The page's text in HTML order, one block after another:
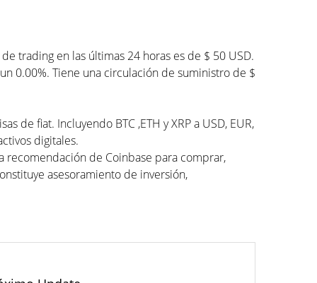
trading en las últimas 24 horas es de $ 50 USD.
0.00%. Tiene una circulación de suministro de $
de fiat. Incluyendo BTC ,ETH y XRP a USD, EUR,
digitales.
de Coinbase para comprar,
asesoramiento de inversión,